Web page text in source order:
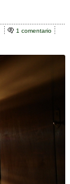
1 comentario e